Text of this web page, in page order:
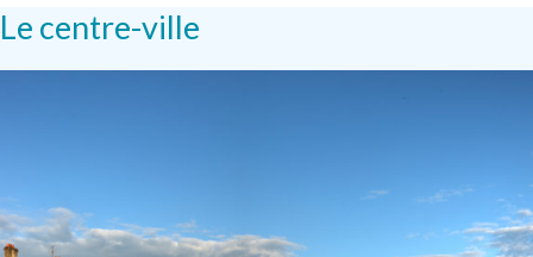
Le centre-ville